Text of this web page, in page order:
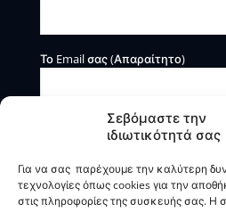
Σεβόμαστε την
ιδιωτικότητά σας
Για να σας παρέχουμε την καλύτερη
τεχνολογίες όπως cookies για την
στις πληροφορίες της συσκευής σας. Η
Το Email σας (Απαραίτητο)